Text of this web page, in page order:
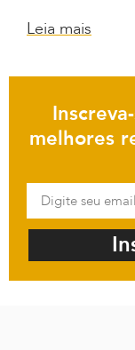
Leia mais
melhores